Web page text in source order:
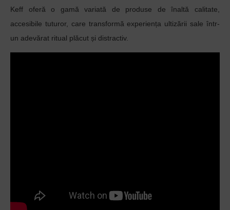
Keff oferă o gamă variată de produse de înaltă calitate,
accesibile tuturor, care transformă experiența ultizării sale într-
un adevărat ritual plăcut și distractiv.